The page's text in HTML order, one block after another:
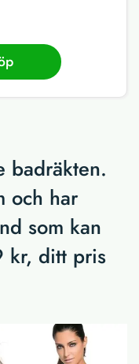
badräkten.
och har
som kan
kr, ditt pris